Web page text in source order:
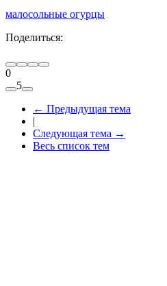
малосольные огурцы
Поделиться:
0
5
← Предыдущая тема
|
Следующая тема →
Весь список тем